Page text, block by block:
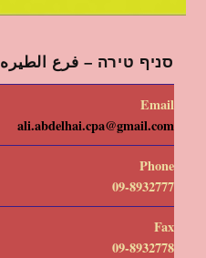
סניף טירה – فرع الطيره
Email
ali.abdelhai.cpa@gmail.com
Phone
09-8932777
Fax
09-8932778